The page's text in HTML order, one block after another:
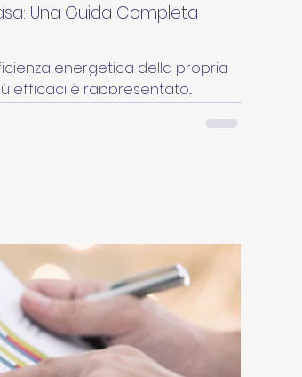
Una Guida Completa
energetica della propria
efficaci è rappresentato...